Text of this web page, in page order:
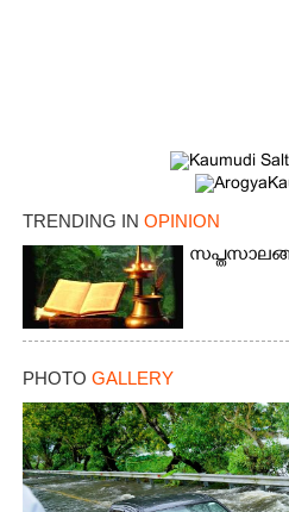
TRENDING IN OPINION
PHOTO GALLERY